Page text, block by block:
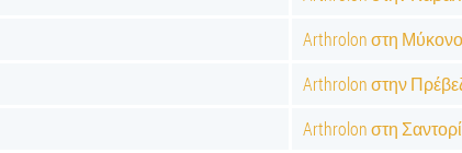
Arthrolon στη Μύκονο
Arthrolon στην
Arthrolon στη